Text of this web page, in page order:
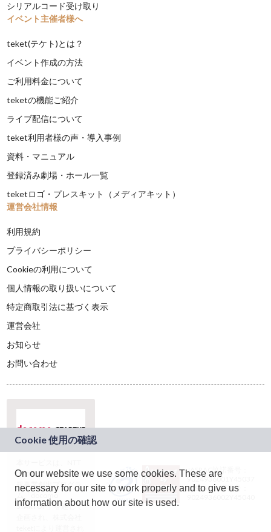
シリアルコード受け取り
イベント主催者様へ
teket(テケト)とは？
イベント作成の方法
ご利用料金について
teketの機能ご紹介
ライブ配信について
teket利用者様の声・導入事例
資料・マニュアル
登録済み劇場・ホール一覧
teketロゴ・プレスキット（メディアキット）
運営会社情報
利用規約
プライバシーポリシー
Cookieの利用について
個人情報の取り扱いについて
特定商取引法に基づく表示
運営会社
お知らせ
お問い合わせ
ドコモグループの新
規事業創出プログラ
ム「docomo
STARTUP」を通じて
JASRAC許諾番号：
9024936001Y45037
JASRAC許諾番号：
On our website we use some cookies. These are
necessary for our site to work properly and to give us
information about how our site is used.